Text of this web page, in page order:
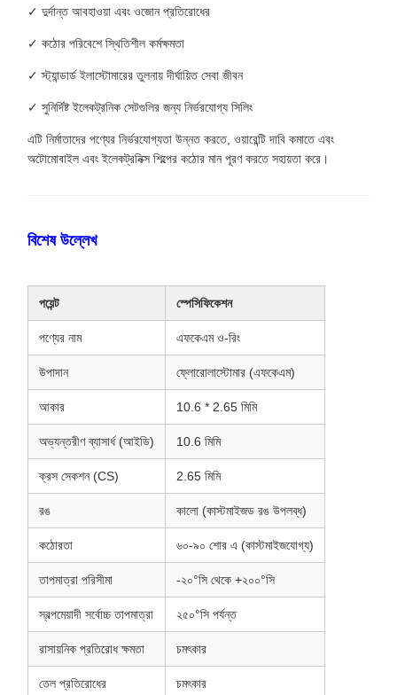
✓ দুর্দান্ত আবহাওয়া এবং ওজোন প্রতিরোধের
✓ কঠোর পরিবেশে স্থিতিশীল কর্মক্ষমতা
✓ স্ট্যান্ডার্ড ইলাস্টোমারের তুলনায় দীর্ঘায়িত সেবা জীবন
✓ সুনির্দিষ্ট ইলেকট্রনিক সেটগুলির জন্য নির্ভরযোগ্য সিলিং
এটি নির্মাতাদের পণ্যের নির্ভরযোগ্যতা উন্নত করতে, ওয়ারেন্টি দাবি কমাতে এবং
অটোমোবাইল এবং ইলেকট্রনিক্স শিল্পের কঠোর মান পূরণ করতে সহায়তা করে।
বিশেষ উল্লেখ
পয়েন্ট স্পেসিফিকেশন
পণ্যের নাম এফকেএম ও-রিং
উপাদান ফ্লোরোলাস্টোমার (এফকেএম)
আকার 10.6 * 2.65 মিমি
অভ্যন্তরীণ ব্যাসার্ধ (আইডি) 10.6 মিমি
ক্রস সেকশন (CS) 2.65 মিমি
রঙ কালো (কাস্টমাইজড রঙ উপলব্ধ)
কঠোরতা ৬০-৯০ শোর এ (কাস্টমাইজযোগ্য)
তাপমাত্রা পরিসীমা -২০°সি থেকে +২০০°সি
স্বল্পমেয়াদী সর্বোচ্চ তাপমাত্রা ২৫০°সি পর্যন্ত
রাসায়নিক প্রতিরোধ ক্ষমতা চমৎকার
তেল প্রতিরোধের চমৎকার